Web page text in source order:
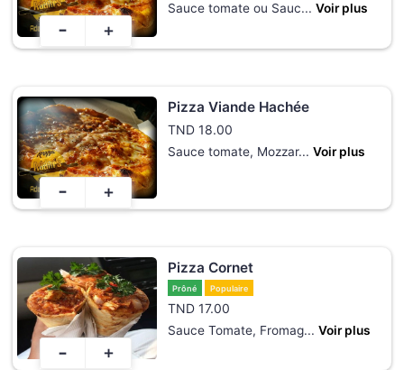
Sauce tomate ou Sauc... Voir plus
- +
Pizza Viande Hachée
TND 18.00
Sauce tomate, Mozzar... Voir plus
- +
Pizza Cornet
Prôné Populaire
TND 17.00
Sauce Tomate, Fromag... Voir plus
- +